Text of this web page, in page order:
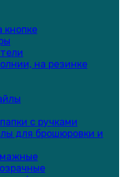
кнопке
на резинке
с ручками
для брошюровки и